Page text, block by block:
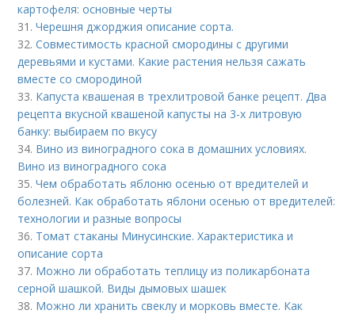
картофеля: основные черты
31.Черешня джорджия описание сорта.
32.Совместимость красной смородины с другими
деревьями и кустами. Какие растения нельзя сажать
вместе со смородиной
33. Капуста квашеная в трехлитровой банке рецепт. Два
рецепта вкусной квашеной капусты на 3-х литровую
банку: выбираем по вкусу
34. Вино из виноградного сока в домашних условиях.
Вино из виноградного сока
35.Чем обработать яблоню осенью от вредителей и
болезней. Как обработать яблони осенью от вредителей:
технологии и разные вопросы
36. Томат стаканы Минусинские. Характеристика и
описание сорта
37. Можно ли обработать теплицу из поликарбоната
серной шашкой. Виды дымовых шашек
38. Можно ли хранить свеклу и морковь вместе. Как